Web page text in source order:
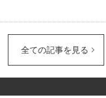
全ての記事を見る